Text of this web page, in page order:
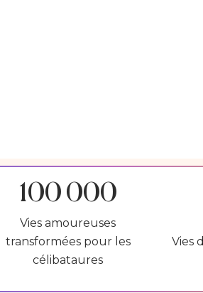
100 000
Vies amoureuses
transformées pour les
célibataures
Vies